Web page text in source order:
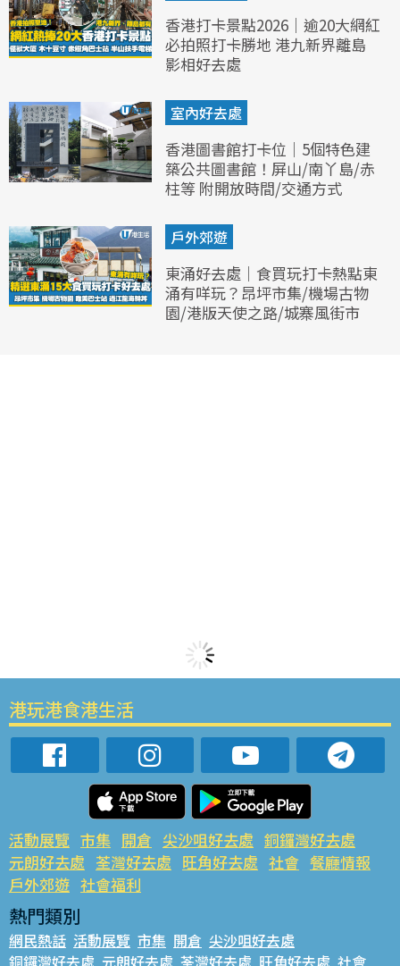
香港打卡景點2026｜逾20大網紅
必拍照打卡勝地 港九新界離島
影相好去處
室內好去處
香港圖書館打卡位｜5個特色建
築公共圖書館！屏山/南丫島/赤
柱等 附開放時間/交通方式
戶外郊遊
東涌好去處｜食買玩打卡熱點東
涌有咩玩？昂坪市集/機場古物
園/港版天使之路/城寨風街市
港玩港食港生活
活動展覽 市集 開倉 尖沙咀好去處 銅鑼灣好去處
元朗好去處 荃灣好去處 旺角好去處 社會 餐廳情報
戶外郊遊 社會福利
熱門類別
網民熱話 活動展覽 市集 開倉 尖沙咀好去處
銅鑼灣好去處 元朗好去處 荃灣好去處 旺角好去處 社會